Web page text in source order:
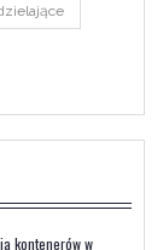
kontenerów w